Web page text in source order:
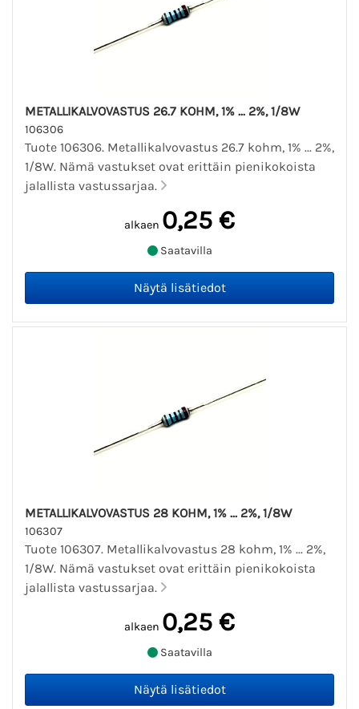
METALLIKALVOVASTUS 26.7 KOHM, 1% ... 2%, 1/8W
106306
Tuote 106306. Metallikalvovastus 26.7 kohm, 1% ... 2%,
1/8W. Nämä vastukset ovat erittäin pienikokoista
jalallista vastussarjaa.
alkaen 0,25 €
Saatavilla
METALLIKALVOVASTUS 28 KOHM, 1% ... 2%, 1/8W
106307
Tuote 106307. Metallikalvovastus 28 kohm, 1% ... 2%,
1/8W. Nämä vastukset ovat erittäin pienikokoista
jalallista vastussarjaa.
alkaen 0,25 €
Saatavilla